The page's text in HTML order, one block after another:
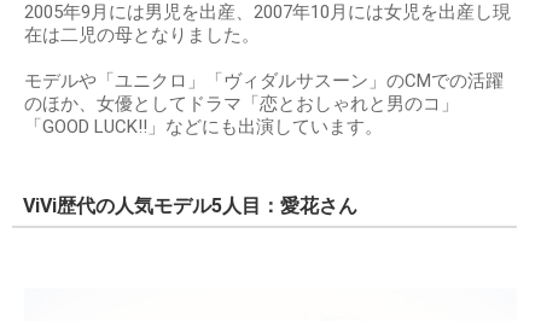
2005年9月には男児を出産、2007年10月には女児を出産し現
在は二児の母となりました。
モデルや「ユニクロ」「ヴィダルサスーン」のCMでの活躍
のほか、女優としてドラマ「恋とおしゃれと男のコ」
「GOOD LUCK!!」などにも出演しています。
ViVi歴代の人気モデル5人目：愛花さん